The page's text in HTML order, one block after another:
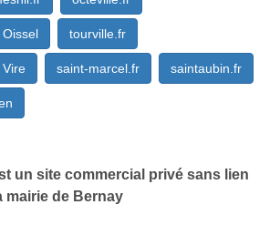
tourville.fr
Vire saint-marcel.fr saintaubin.fr
un site commercial privé sans lien
mairie de Bernay